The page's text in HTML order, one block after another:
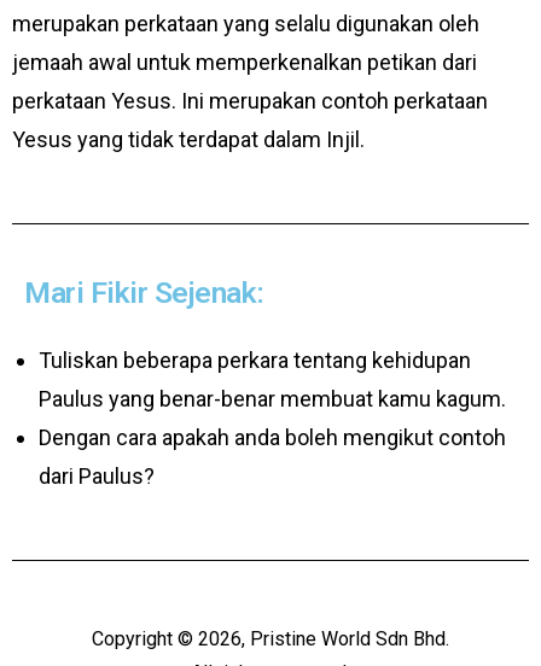
merupakan perkataan yang selalu digunakan oleh
jemaah awal untuk memperkenalkan petikan dari
perkataan Yesus. Ini merupakan contoh perkataan
Yesus yang tidak terdapat dalam Injil.
Mari Fikir Sejenak:
Tuliskan beberapa perkara tentang kehidupan
Paulus yang benar-benar membuat kamu kagum.
Dengan cara apakah anda boleh mengikut contoh
dari Paulus?
Copyright © 2026, Pristine World Sdn Bhd.